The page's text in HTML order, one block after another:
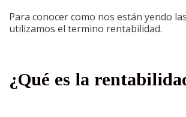
Para conocer como nos están yendo
utilizamos el termino rentabilidad.
¿Qué es la